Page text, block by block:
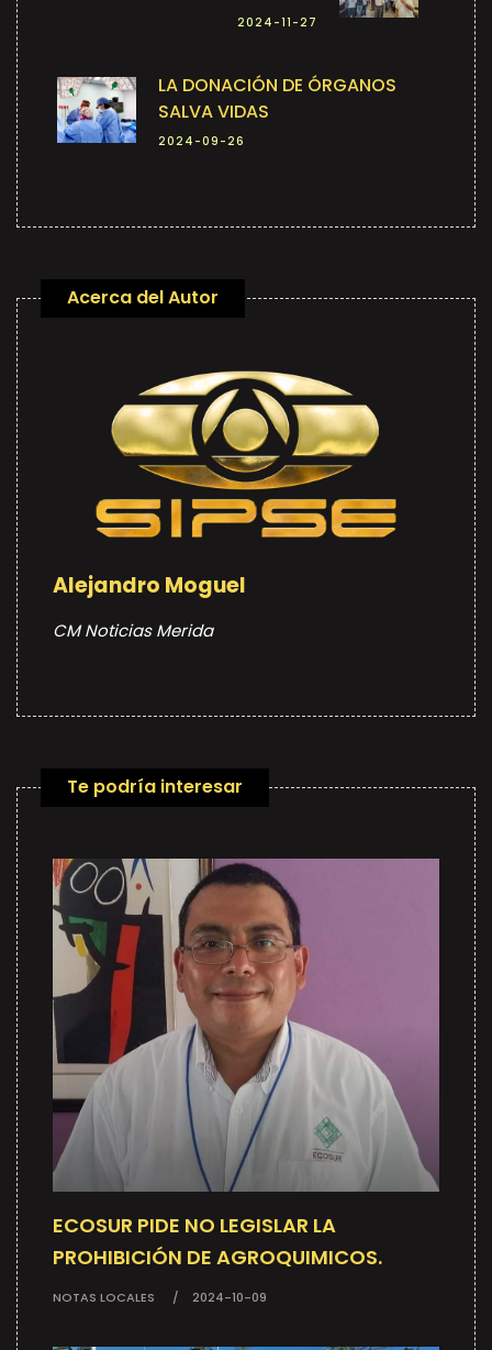
2024-11-27
LA DONACIÓN DE ÓRGANOS
SALVA VIDAS
2024-09-26
Acerca del Autor
Alejandro Moguel
CM Noticias Merida
Te podría interesar
ECOSUR PIDE NO LEGISLAR LA
PROHIBICIÓN DE AGROQUIMICOS.
NOTAS LOCALES 2024-10-09